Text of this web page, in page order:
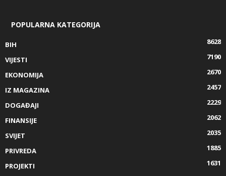
POPULARNA KATEGORIJA
BIH
8628
VIJESTI
7190
EKONOMIJA
2670
IZ MAGAZINA
2457
DOGAĐAJI
2229
FINANSIJE
2062
SVIJET
2035
PRIVREDA
1885
PROJEKTI
1631